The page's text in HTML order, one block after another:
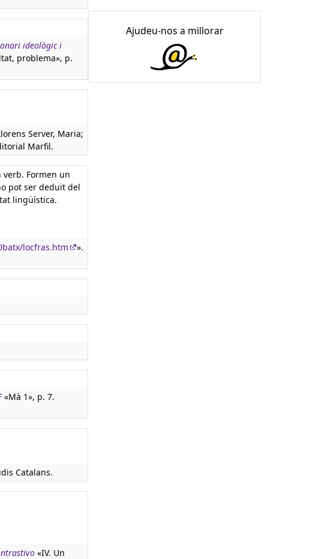
ideològic i
problema», p.
Server, Maria;
Marfil.
Formen un
pot ser deduït del
lingüística.
locfras.htm
».
«Mà 1», p. 7.
Catalans.
«IV. Un
Ajudeu-nos a millorar